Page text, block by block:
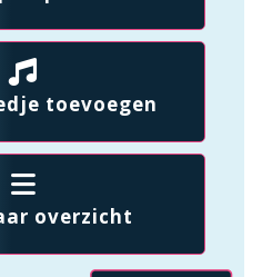
toevoegen
overzicht